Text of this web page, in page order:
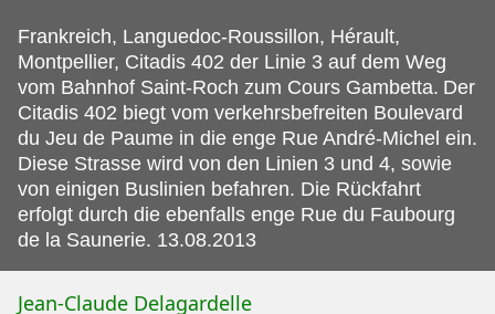
Frankreich, Languedoc-Roussillon, Hérault,
Montpellier, Citadis 402 der Linie 3 auf dem Weg
vom Bahnhof Saint-Roch zum Cours Gambetta. Der
Citadis 402 biegt vom verkehrsbefreiten Boulevard
du Jeu de Paume in die enge Rue André-Michel ein.
Diese Strasse wird von den Linien 3 und 4, sowie
von einigen Buslinien befahren. Die Rückfahrt
erfolgt durch die ebenfalls enge Rue du Faubourg
de la Saunerie. 13.08.2013
Jean-Claude Delagardelle